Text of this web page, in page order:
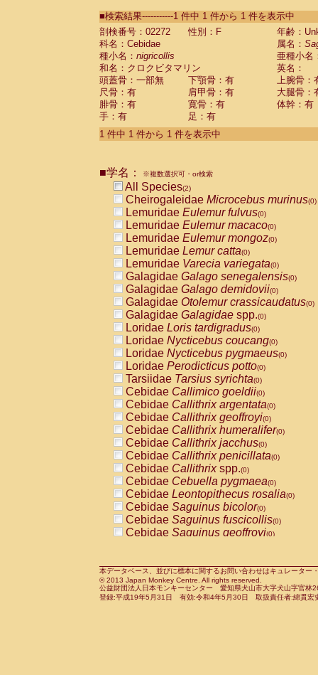
CebidaeSaguinus labiatus(0)
Cebidae Saguinus leucopus (0)
Cebidae
CebidaeSaguinus mystax
CebidaeSaguinus nigricollis (1)
Cebidae Saguinus oedipus
Cebidae Saguinus weddelli
Cebidae Saguinusspp.
Cebidae Aotus trivirgatus
Cebidae Cebus albifrons
CebidaeCebus nigrivittatus
CebidaeCebus
CebidaeSaimiri boliviensis(0)
CebidaeSaimiri sciureus(0)
AtelidaeAlouatta caraya(0)
AtelidaeAlouatta fusca(0)
AtelidaeAlouatta seniculus
AtelidaeAlouattaspp.(0)
AtelidaeAteles belzebuth(0)
AtelidaeAteles geoffroyi(0)
AtelidaeAteles paniscus(0)
AtelidaeAtelesspp.(0)
Atelidae Lagothrix lagothricha
AtelidaeLagothrix lagothricha cana
PitheciidaeCacajao calvus
PitheciidaeCallicebus cupreus
PitheciidaeCallicebus donacophilus
PitheciidaeCallicebus moloch
PitheciidaeCallicebus torquatus
PitheciidaeCallicebusspp.(0)
PitheciidaeChiropotes satanas(0)
PitheciidaePithecia monachus
PitheciidaePithecia pithecia(0)
CercopithecidaeCercocebus agilis
CercopithecidaeCercocebus
CercopithecidaeCercocebus
CercopithecidaeCercocebus
CercopithecidaeCercocebus
CercopithecidaeCercocebushybrid
CercopithecidaePapio anubis(0)
CercopithecidaePapio cynocephalus
CercopithecidaePapio hamadryas(0)
■検索結果-----------1 件中 1 件から 1 件を表示中
剖検番号：02272
性別：F
年齢：
科名：Cebidae
属名：
種小名： nigricollis
亜種小名
和名：クロクビタマリン
英名：
頭蓋骨：一部無
下顎骨：有
上腕骨：
尺骨：有
肩甲骨：有
大腿骨：
腓骨：有
寛骨：有
体幹：有
手：有
足：有
1 件中 1 件から 1 件を表示中
■学名： ※複数選択可・or検索
All Species(2)
Cheirogaleidae Microcebus murinus(0)
Lemuridae Eulemur fulvus(0)
Lemuridae Eulemur macaco(0)
Lemuridae Eulemur mongoz(0)
Lemuridae Lemur catta(0)
Lemuridae Varecia variegata(0)
Galagidae Galago senegalensis(0)
Galagidae Galago demidovii(0)
Galagidae Otolemur crassicaudatus(0)
Galagidae Galagidae spp.(0)
Loridae Loris tardigradus(0)
Loridae Nycticebus coucang(0)
Loridae Nycticebus pygmaeus(0)
Loridae Perodicticus potto(0)
Tarsiidae Tarsius syrichta(0)
Cebidae Callimico goeldii(0)
Cebidae Callithrix argentata(0)
Cebidae Callithrix geoffroyi(0)
Cebidae Callithrix humeralifer(0)
Cebidae Callithrix jacchus(0)
Cebidae Callithrix penicillata(0)
Cebidae Callithrixspp.(0)
Cebidae Cebuella pygmaea(0)
Cebidae Leontopithecus rosalia(0)
Cebidae Saguinus bicolor(0)
Cebidae Saguinus fuscicollis(0)
Cebidae Saguinus geoffroyi(0)
CebidaeSaguinus leucopus(0)
CebidaeSaguinus midas(0)
Cebidae Saguinus mystax(0)
本データベース、並びに標本に関するお問い合わせはキュレータ
© 2013 Japan Monkey Centre. All rights reserved.
公益財団法人日本モンキーセンター 愛知県犬山市大字犬山字官
登録:平成19年5月31日 有効:令和4年5月30日 取扱責任者:綿貫宏